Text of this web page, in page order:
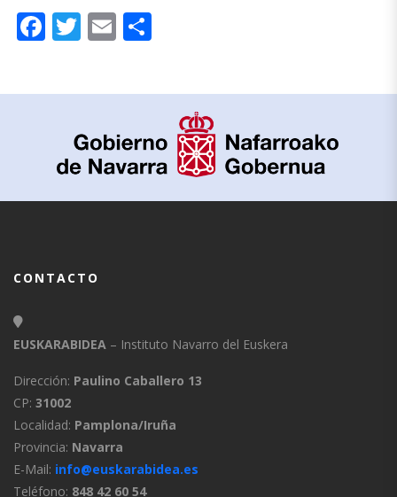
Facebook
Twitter
Email
CONTACTO
EUSKARABIDEA – Instituto Navarro del Euskera
Dirección: Paulino Caballero 13
CP: 31002
Localidad: Pamplona/Iruña
Provincia: Navarra
E-Mail: info@euskarabidea.es
Teléfono: 848 42 60 54